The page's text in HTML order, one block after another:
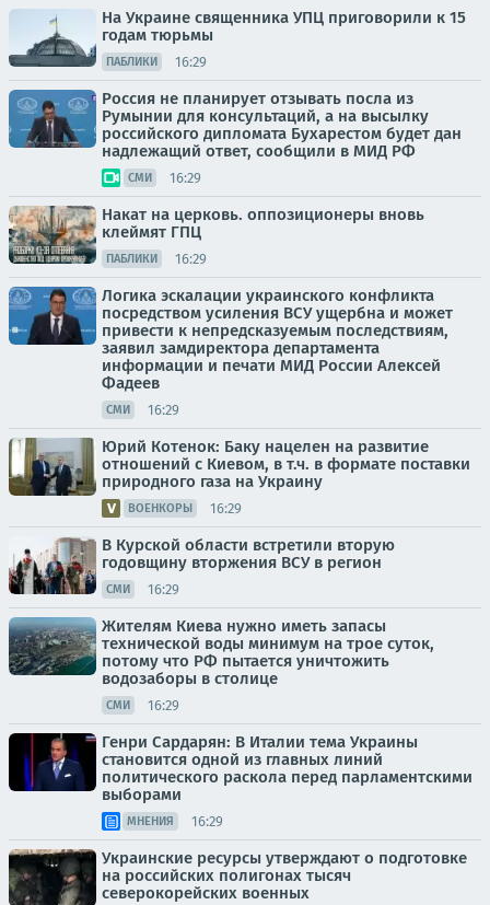
На Украине священника УПЦ приговорили к 15
годам тюрьмы
ПАБЛИКИ 16:29
Россия не планирует отзывать посла из
Румынии для консультаций, а на высылку
российского дипломата Бухарестом будет дан
надлежащий ответ, сообщили в МИД РФ
СМИ 16:29
Накат на церковь. оппозиционеры вновь
клеймят ГПЦ
ПАБЛИКИ 16:29
Логика эскалации украинского конфликта
посредством усиления ВСУ ущербна и может
привести к непредсказуемым последствиям,
заявил замдиректора департамента
информации и печати МИД России Алексей
Фадеев
СМИ 16:29
Юрий Котенок: Баку нацелен на развитие
отношений с Киевом, в т.ч. в формате поставки
природного газа на Украину
ВОЕНКОРЫ 16:29
В Курской области встретили вторую
годовщину вторжения ВСУ в регион
СМИ 16:29
Жителям Киева нужно иметь запасы
технической воды минимум на трое суток,
потому что РФ пытается уничтожить
водозаборы в столице
СМИ 16:29
Генри Сардарян: В Италии тема Украины
становится одной из главных линий
политического раскола перед парламентскими
выборами
МНЕНИЯ 16:29
Украинские ресурсы утверждают о подготовке
на российских полигонах тысяч
северокорейских военных